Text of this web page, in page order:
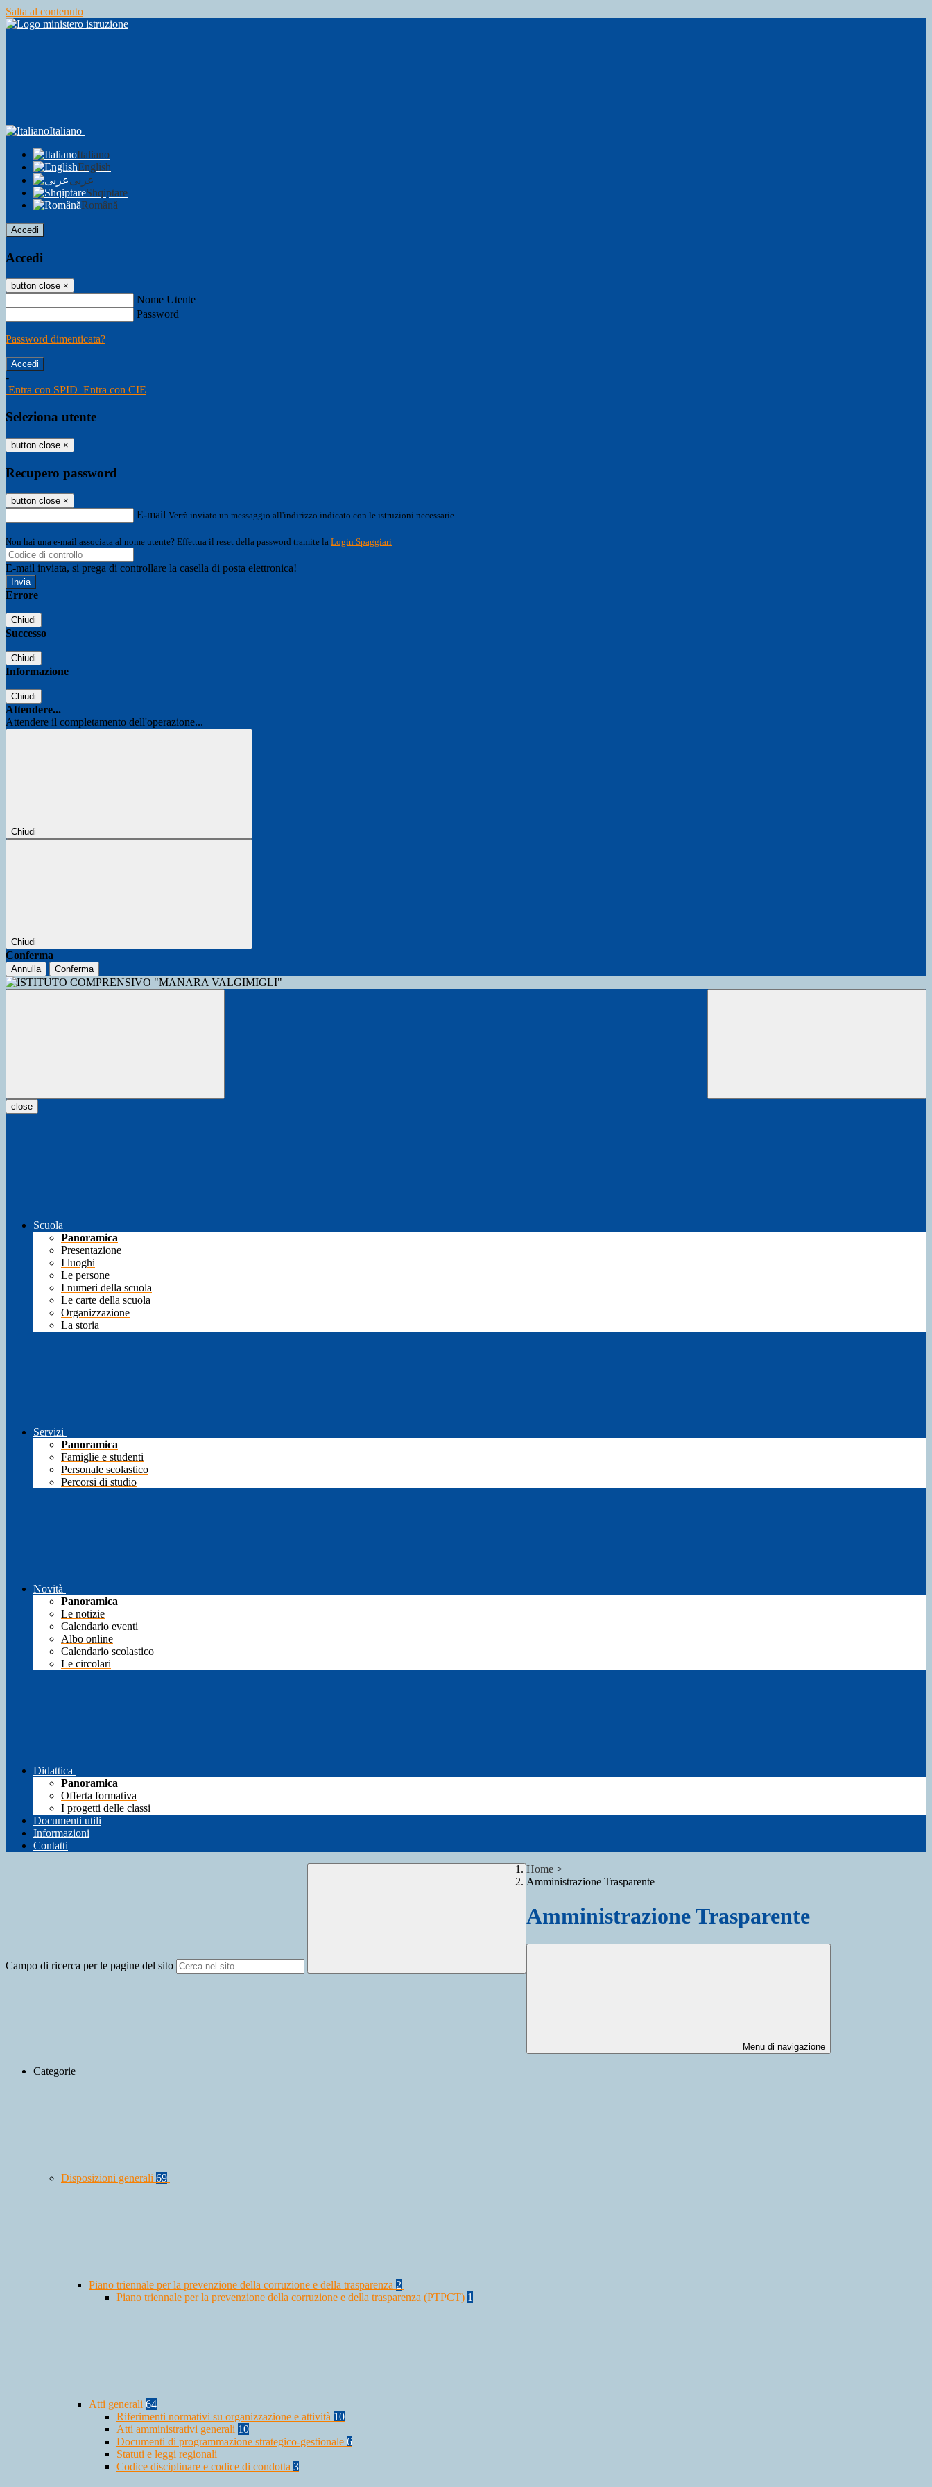
Salta al contenuto
Italiano
Italiano
English
عربى
Shqiptare
Română
Accedi
Accedi
button close ×
Nome Utente
Password
Password dimenticata?
-
Entra con SPID Entra con CIE
Seleziona utente
button close ×
Recupero password
button close ×
E-mail Verrà inviato un messaggio all'indirizzo indicato con le istruzioni necessarie.
Non hai una e-mail associata al nome utente? Effettua il reset della password tramite la Login Spaggiari
E-mail inviata, si prega di controllare la casella di posta elettronica!
Errore
Chiudi
Successo
Chiudi
Informazione
Chiudi
Attendere...
Attendere il completamento dell'operazione...
Chiudi
Chiudi
Conferma
Annulla Conferma
close
Scuola
Panoramica
Presentazione
I luoghi
Le persone
I numeri della scuola
Le carte della scuola
Organizzazione
La storia
Servizi
Panoramica
Famiglie e studenti
Personale scolastico
Percorsi di studio
Novità
Panoramica
Le notizie
Calendario eventi
Albo online
Calendario scolastico
Le circolari
Didattica
Panoramica
Offerta formativa
I progetti delle classi
Documenti utili
Informazioni
Contatti
Campo di ricerca per le pagine del sito
Home >
Amministrazione Trasparente
Amministrazione Trasparente
Menu di navigazione
Categorie
Disposizioni generali 69
Piano triennale per la prevenzione della corruzione e della trasparenza 2
Piano triennale per la prevenzione della corruzione e della trasparenza (PTPCT) 1
Atti generali 64
Riferimenti normativi su organizzazione e attività 10
Atti amministrativi generali 10
Documenti di programmazione strategico-gestionale 6
Statuti e leggi regionali
Codice disciplinare e codice di condotta 3